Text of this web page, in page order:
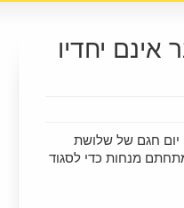
יחדיו
יום חגם של שלושת
מנחות כדי לסגוד